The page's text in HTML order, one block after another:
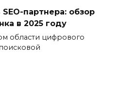
партнера: обзор
в 2025 году
области цифрового